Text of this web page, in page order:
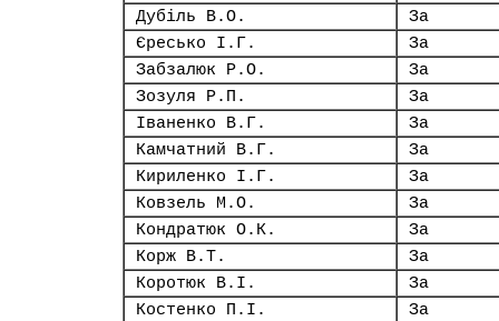
Дубіль В.О.
За
Єресько І.Г.
За
Забзалюк Р.О.
За
Зозуля Р.П.
За
Іваненко В.Г.
За
Камчатний В.Г.
За
Кириленко І.Г.
За
Ковзель М.О.
За
Кондратюк О.К.
За
Корж В.Т.
За
Коротюк В.І.
За
Костенко П.І.
За